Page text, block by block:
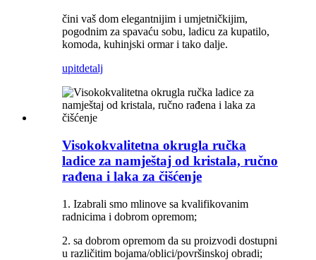
čini vaš dom elegantnijim i umjetničkijim,
pogodnim za spavaću sobu, ladicu za kupatilo,
komoda, kuhinjski ormar i tako dalje.
upitdetalj
Visokokvalitetna okrugla ručka
ladice za namještaj od kristala, ručno
rađena i laka za čišćenje
1. Izabrali smo mlinove sa kvalifikovanim
radnicima i dobrom opremom;
2. sa dobrom opremom da su proizvodi dostupni
u različitim bojama/oblici/površinskoj obradi;